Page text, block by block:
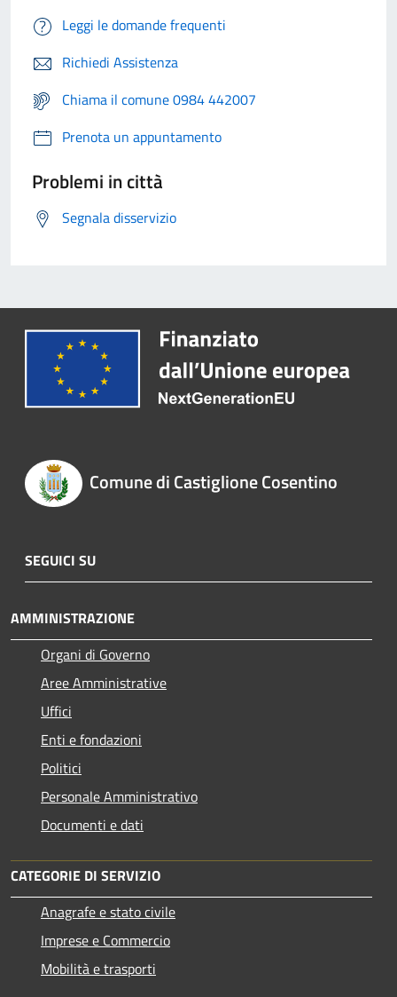
Leggi le domande frequenti
Richiedi Assistenza
Chiama il comune 0984 442007
Prenota un appuntamento
Problemi in città
Segnala disservizio
Comune di Castiglione Cosentino
SEGUICI SU
AMMINISTRAZIONE
Organi di Governo
Aree Amministrative
Uffici
Enti e fondazioni
Politici
Personale Amministrativo
Documenti e dati
CATEGORIE DI SERVIZIO
Anagrafe e stato civile
Imprese e Commercio
Mobilità e trasporti